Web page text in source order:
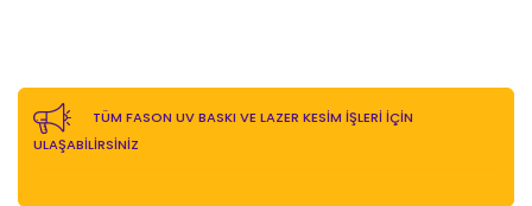
TÜM FASON UV BASKI VE LAZER KESİM İŞLERİ İÇİN
ULAŞABİLİRSİNİZ